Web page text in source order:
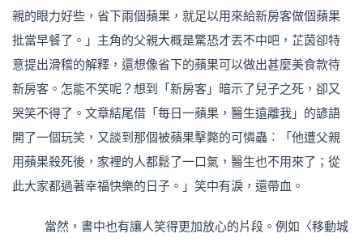
親的眼力好些，省下兩個蘋果，就足以用來給新房客做個蘋果
批當早餐了。」主角的父親大概是驚恐才丟不中吧，芷茵卻特
意提出滑稽的解釋，還想像省下的蘋果可以做出甚麼美食款待
新房客。怎能不笑呢？想到「新房客」暗示了兒子之死，卻又
哭笑不得了。文章結尾借「每日一蘋果，醫生遠離我」的諺語
開了一個玩笑，又談到那個被蘋果擊斃的可憐蟲︰「他遭父親
用蘋果殺死後，家裡的人都鬆了一口氣，醫生也不用來了；從
此大家都過著幸福快樂的日子。」笑中有淚，還帶血。
當然，書中也有讓人笑得更加放心的片段。例如〈移動城